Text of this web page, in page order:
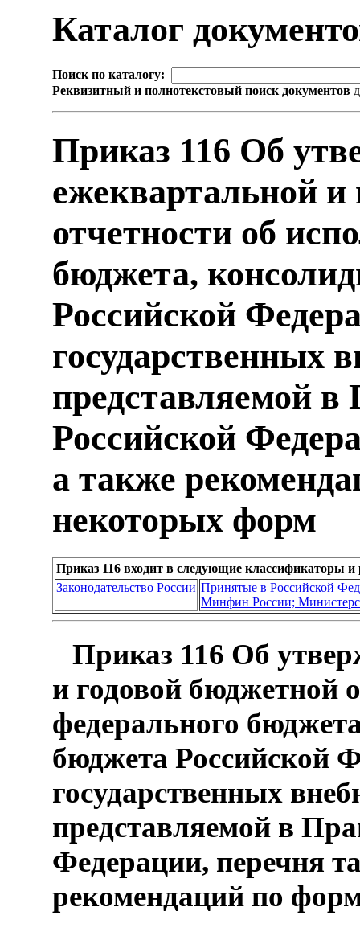
Каталог
Поиск по каталогу:
Реквизитный и полнотекстовый поиск документов
Приказ 116 Об
ежеквартальной и
отчетности об
бюджета,
Российской
государственных
представляемой в
Российской
а также
некоторых форм
Приказ 116 входит в следующие классификаторы и
Законодательство России Принятые в Российской
Минфин России;
Приказ 116 Об
и годовой бюджетной
федерального
бюджета Российской
государственных
представляемой в
Федерации, перечня
рекомендаций по